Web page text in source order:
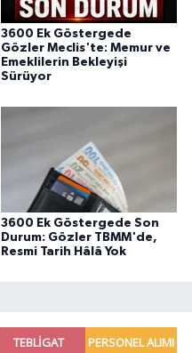
3600 Ek Göstergede
Gözler Meclis'te: Memur ve
Emeklilerin Bekleyişi
Sürüyor
3600 Ek Göstergede Son
Durum: Gözler TBMM'de,
Resmi Tarih Hâlâ Yok